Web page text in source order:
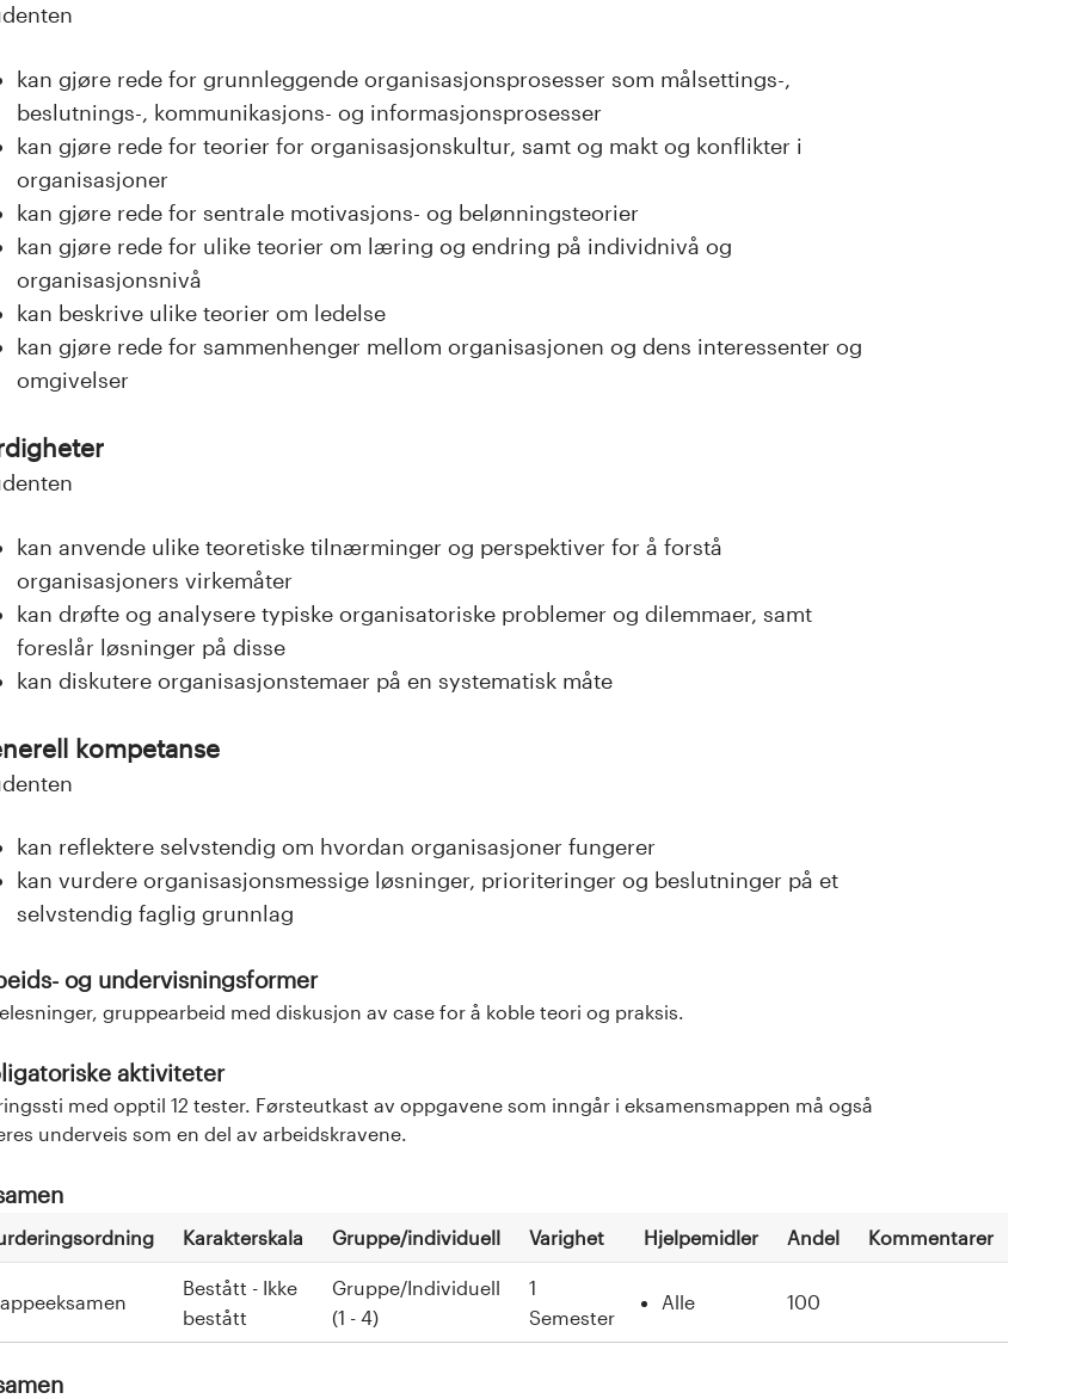
kan gjøre rede for grunnleggende organisasjonsprosesser som målsettings-,
beslutnings-, kommunikasjons- og informasjonsprosesser
kan gjøre rede for teorier for organisasjonskultur, samt og makt og konflikter i
organisasjoner
kan gjøre rede for sentrale motivasjons- og belønningsteorier
kan gjøre rede for ulike teorier om læring og endring på individnivå og
organisasjonsnivå
kan beskrive ulike teorier om ledelse
kan gjøre rede for sammenhenger mellom organisasjonen og dens interessenter og
omgivelser
kan anvende ulike teoretiske tilnærminger og perspektiver for å forstå
organisasjoners virkemåter
kan drøfte og analysere typiske organisatoriske problemer og dilemmaer, samt
foreslår løsninger på disse
kan diskutere organisasjonstemaer på en systematisk måte
kompetanse
kan reflektere selvstendig om hvordan organisasjoner fungerer
kan vurdere organisasjonsmessige løsninger, prioriteringer og beslutninger på et
selvstendig faglig grunnlag
og undervisningsformer
gruppearbeid med diskusjon av case for å koble teori og praksis.
aktiviteter
med opptil 12 tester. Førsteutkast av oppgavene som inngår i eksamensmappen må også
underveis som en del av arbeidskravene.
Karakterskala Gruppe/individuell Varighet Hjelpemidler Andel Kommentarer
Bestått - Ikke
bestått
Gruppe/Individuell
(1 - 4)
1
Semester
Alle 100